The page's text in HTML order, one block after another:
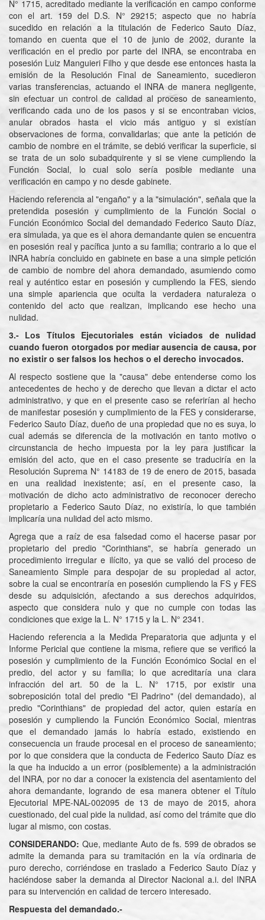
N° 1715, acreditado mediante la verificación en campo conforme
con el art. 159 del D.S. N° 29215; aspecto que no habría
sucedido en relación a la titulación de Federico Sauto Díaz,
tomando en cuenta que el 10 de junio de 2002, durante la
verificación en el predio por parte del INRA, se encontraba en
posesión Luiz Manguieri Filho y que desde ese entonces hasta la
emisión de la Resolución Final de Saneamiento, sucedieron
varias transferencias, actuando el INRA de manera negligente,
sin efectuar un control de calidad al proceso de saneamiento,
verificando cada uno de los pasos y si se encontraban vicios,
anular obrados hasta el vicio más antiguo y si existían
observaciones de forma, convalidarlas; que ante la petición de
cambio de nombre en el trámite, se debió verificar la superficie, si
se trata de un solo subadquirente y si se viene cumpliendo la
Función Social, lo cual solo sería posible mediante una
verificación en campo y no desde gabinete.
Haciendo referencia al "engaño" y a la "simulación", señala que la
pretendida posesión y cumplimiento de la Función Social o
Función Económico Social del demandado Federico Sauto Díaz,
era simulada, ya que es el ahora demandante quien se encuentra
en posesión real y pacífica junto a su familia; contrario a lo que el
INRA habría concluido en gabinete en base a una simple petición
de cambio de nombre del ahora demandado, asumiendo como
real y auténtico estar en posesión y cumpliendo la FES, siendo
una simple apariencia que oculta la verdadera naturaleza o
contenido del acto que realizan, implicando ese hecho una
nulidad.
3.- Los Títulos Ejecutoriales están viciados de nulidad
cuando fueron otorgados por mediar ausencia de causa, por
no existir o ser falsos los hechos o el derecho invocados.
Al respecto sostiene que la "causa" debe entenderse como los
antecedentes de hecho y de derecho que llevan a dictar el acto
administrativo, y que en el presente caso se referirían al hecho
de manifestar posesión y cumplimiento de la FES y considerarse,
Federico Sauto Díaz, dueño de una propiedad que no es suya, lo
cual además se diferencia de la motivación en tanto motivo o
circunstancia de hecho impuesta por la ley para justificar la
emisión del acto, que en el caso presente se traduciría en la
Resolución Suprema N° 14183 de 19 de enero de 2015, basada
en una realidad inexistente; así, en el presente caso, la
motivación de dicho acto administrativo de reconocer derecho
propietario a Federico Sauto Díaz, no existiría, lo que también
implicaría una nulidad del acto mismo.
Agrega que a raíz de esa falsedad como el hacerse pasar por
propietario del predio "Corinthians", se habría generado un
procedimiento irregular e ilícito, ya que se valió del proceso de
Saneamiento Simple para despojar de su propiedad al actor,
sobre la cual se encontraría en posesión cumpliendo la FS y FES
desde su adquisición, afectando a sus derechos adquiridos,
aspecto que considera nulo y que no cumple con todas las
condiciones que exige la L. N° 1715 y la L. N° 2341.
Haciendo referencia a la Medida Preparatoria que adjunta y el
Informe Pericial que contiene la misma, refiere que se verificó la
posesión y cumplimiento de la Función Económico Social en el
predio, del actor y su familia; lo que acreditaría una clara
infracción del art. 50 de la L. N° 1715, por existir una
sobreposición total del predio "El Padrino" (del demandado), al
predio "Corinthians" de propiedad del actor, quien estaría en
posesión y cumpliendo la Función Económico Social, mientras
que el demandado jamás lo habría estado, existiendo en
consecuencia un fraude procesal en el proceso de saneamiento;
por lo que considera que la conducta de Federico Sauto Díaz es
la que ha inducido a un error (posiblemente) a la administración
del INRA, por no dar a conocer la existencia del asentamiento del
ahora demandante, logrando de esa manera obtener el Título
Ejecutorial MPE-NAL-002095 de 13 de mayo de 2015, ahora
cuestionado, del cual pide la nulidad, así como del trámite que dio
lugar al mismo, con costas.
CONSIDERANDO: Que, mediante Auto de fs. 599 de obrados se
admite la demanda para su tramitación en la vía ordinaria de
puro derecho, corriéndose en traslado a Federico Sauto Díaz y
haciéndose saber la demanda al Director Nacional a.i. del INRA
para su intervención en calidad de tercero interesado.
Respuesta del demandado.-